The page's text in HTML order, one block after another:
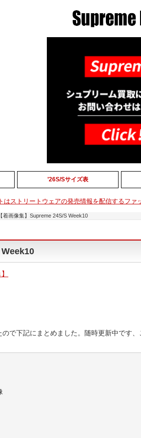
’26S/Sサイズ表
はストリートウェアの発売情報を配信するファ
【着画像集】Supreme 24S/S Week10
Week10
で下記にまとめました。随時更新中です、